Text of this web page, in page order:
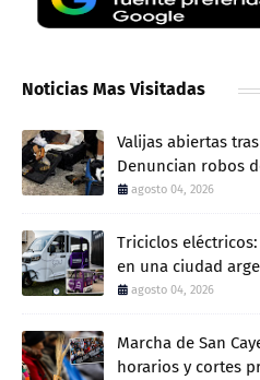
Noticias Mas Visitadas
Valijas abiertas
Denuncian robos
agosto 04, 2026
Triciclos
en una ciudad
agosto 04, 2026
Marcha de San
horarios y cortes